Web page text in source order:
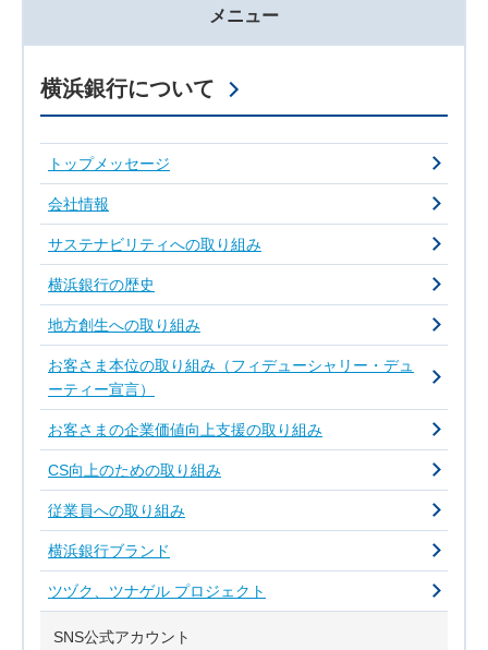
メニュー
横浜銀行について
トップメッセージ
会社情報
サステナビリティへの取り組み
横浜銀行の歴史
地方創生への取り組み
お客さま本位の取り組み（フィデューシャリー・デュ
ーティー宣言）
お客さまの企業価値向上支援の取り組み
CS向上のための取り組み
従業員への取り組み
横浜銀行ブランド
ツヅク、ツナゲル プロジェクト
SNS公式アカウント